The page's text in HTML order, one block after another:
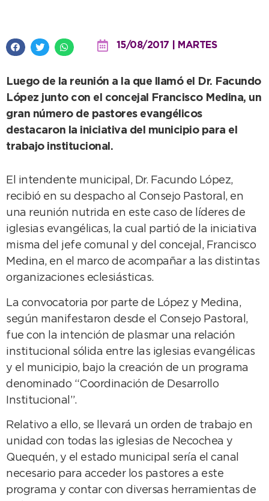
15/08/2017 | MARTES
Luego de la reunión a la que llamó el Dr. Facundo
López junto con el concejal Francisco Medina, un
gran número de pastores evangélicos
destacaron la iniciativa del municipio para el
trabajo institucional.
El intendente municipal, Dr. Facundo López,
recibió en su despacho al Consejo Pastoral, en
una reunión nutrida en este caso de líderes de
iglesias evangélicas, la cual partió de la iniciativa
misma del jefe comunal y del concejal, Francisco
Medina, en el marco de acompañar a las distintas
organizaciones eclesiásticas.
La convocatoria por parte de López y Medina,
según manifestaron desde el Consejo Pastoral,
fue con la intención de plasmar una relación
institucional sólida entre las iglesias evangélicas
y el municipio, bajo la creación de un programa
denominado “Coordinación de Desarrollo
Institucional”.
Relativo a ello, se llevará un orden de trabajo en
unidad con todas las iglesias de Necochea y
Quequén, y el estado municipal sería el canal
necesario para acceder los pastores a este
programa y contar con diversas herramientas de